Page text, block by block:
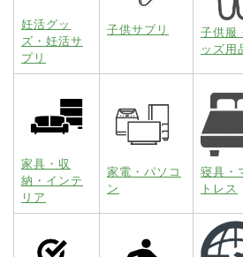
妊活グッ
ズ・妊活サ
プリ
子供サプリ
子供服
ッズ用
家具・収
納・インテ
リア
家電・パソコ
ン
寝具・
トレス